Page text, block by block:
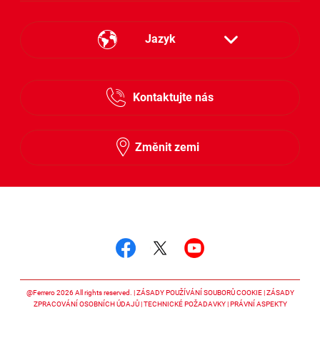
Jazyk
Kontaktujte nás
Změnit zemi
@Ferrero 2026 All rights reserved. ZÁSADY POUŽÍVÁNÍ SOUBORŮ COOKIE ZÁSADY
ZPRACOVÁNÍ OSOBNÍCH ÚDAJŮ TECHNICKÉ POŽADAVKY PRÁVNÍ ASPEKTY